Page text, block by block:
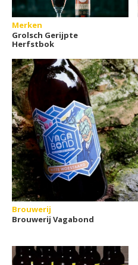
Merken
Grolsch Gerijpte
Herfstbok
Brouwerij
Brouwerij Vagabond